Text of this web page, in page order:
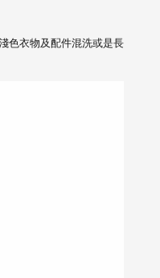
色衣物及配件混洗或是長